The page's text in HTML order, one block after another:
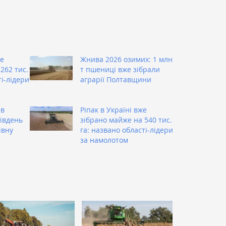
тис.
лідери
Жнива 2026 озимих: 1 млн
т пшениці вже зібрали
аграрії Полтавщини
Ріпак в Україні вже
зібрано майже на 540 тис.
га: названо області-лідери
за намолотом